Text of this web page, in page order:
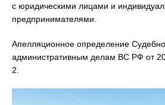
с юридическими лицами и
предпринимателями.
Апелляционное определение
административным делам ВС РФ от
2.